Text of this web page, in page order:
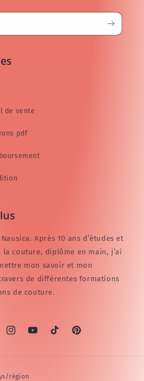
de vente
pdf
Après 10 ans d’études et
la couture, diplôme en main, j’ai
mon savoir et mon
de différentes formations
de couture.
InstagramYouTubeTikTok Pinterest
région